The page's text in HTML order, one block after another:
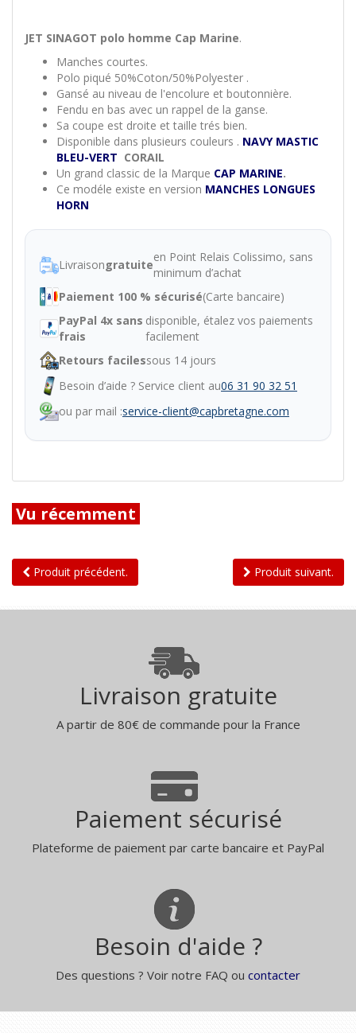
JET SINAGOT polo homme Cap Marine.
Manches courtes.
Polo piqué 50%Coton/50%Polyester .
Gansé au niveau de l'encolure et boutonnière.
Fendu en bas avec un rappel de la ganse.
Sa coupe est droite et taille trés bien.
Disponible dans plusieurs couleurs . NAVY MASTIC
BLEU-VERT CORAIL
Un grand classic de la Marque CAP MARINE.
Ce modéle existe en version MANCHES LONGUES
HORN
Livraisongratuite
en Point Relais Colissimo, sans
minimum d’achat
Paiement 100 % sécurisé(Carte bancaire)
PayPal 4x sans
frais
disponible, étalez vos paiements
facilement
Retours facilessous 14 jours
Besoin d’aide ? Service client au06 31 90 32 51
ou par mail :service-client@capbretagne.com
Vu récemment
Produit précédent. Produit suivant.
Livraison gratuite
A partir de 80€ de commande pour la France
Paiement sécurisé
Plateforme de paiement par carte bancaire et PayPal
Besoin d'aide ?
Des questions ? Voir notre FAQ ou contacter